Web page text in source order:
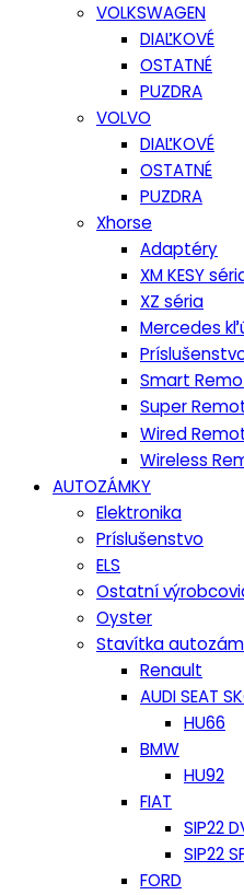
VOLKSWAGEN
DIAĽKOVÉ
OSTATNÉ
PUZDRA
VOLVO
DIAĽKOVÉ
OSTATNÉ
PUZDRA
Xhorse
Adaptéry
XM KESY
XZ séria
Mercedes
Smart
Super
Wired
Wireless
AUTOZÁMKY
Elektronika
Príslušenstvo
ELS
Ostatní
Oyster
Stavítka
Renault
AUDI SEAT
HU66
BMW
HU92
FIAT
SIP22
SIP22
FORD